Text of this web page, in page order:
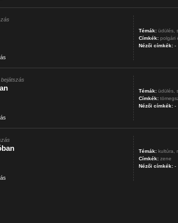
Témák: üdülés,
Címkék: polgári
Nézői címkék:-
Témák: üdülés,
Címkék:
Nézői címkék:-
Témák: kultúra,
Címkék: zene
Nézői címkék:-